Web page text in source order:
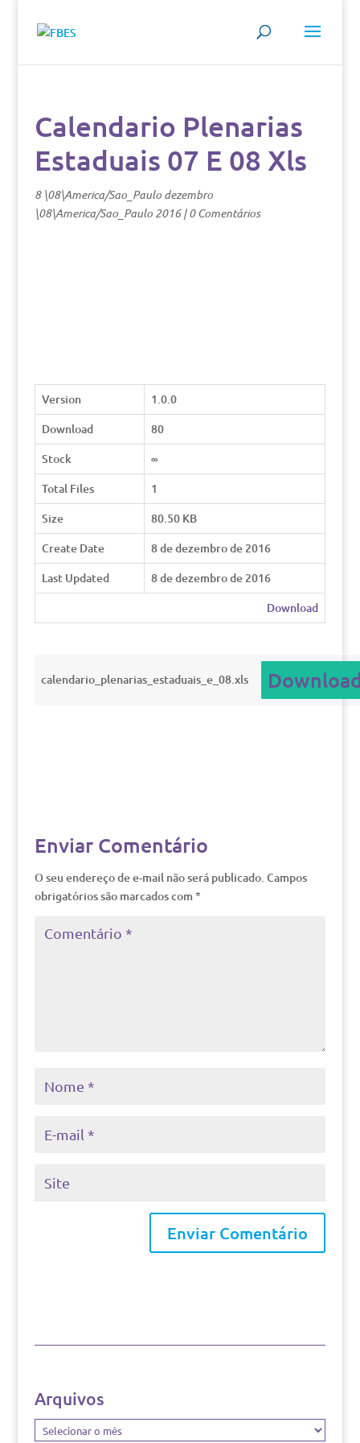
Calendario Plenarias
Estaduais 07 E 08 Xls
8 \08\America/Sao_Paulo dezembro
\08\America/Sao_Paulo 2016|0 Comentários
Version
1.0.0
Download
80
Stock
∞
Total Files
1
Size
80.50 KB
Create Date
8 de dezembro de 2016
Last Updated
8 de dezembro de 2016
Download
calendario_plenarias_estaduais_e_08.xls
Enviar Comentário
O seu endereço de e-mail não será publicado. Campos
obrigatórios são marcados com *
Arquivos
Arquivos